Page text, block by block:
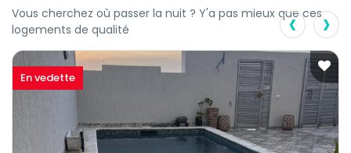
Vous cherchez où passer la nuit ? Y'a pas mieux que ces
logements de qualité
En vedette
‹ ›